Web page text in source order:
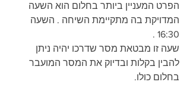
הפרט המעניין ביותר בחלום הוא השעה
המדויקת בה מתקיימת השיחה . השעה
16:30 .
שעה זו מבטאת מסר שדרכו יהיה ניתן
להבין בקלות ובדיוק את המסר המועבר
בחלום כולו.